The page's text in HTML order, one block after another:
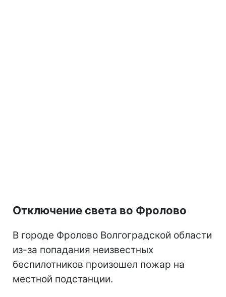
Отключение света во Фролово
В городе Фролово Волгоградской области
из-за попадания неизвестных
беспилотников произошел пожар на
местной подстанции.